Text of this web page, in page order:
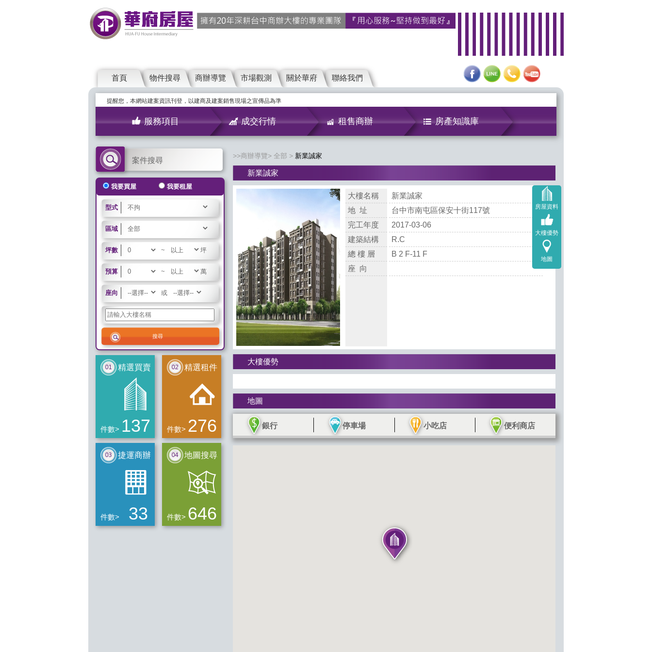
首頁 物件搜尋 商辦導覽 市場觀測 關於華府 聯絡我們
提醒您，本網站建案資訊刊登，以建商及建案銷售現場之宣傳品為準
服務項目 成交行情 租售商辦 房產知識庫
案件搜尋
我要買屋 我要租屋
型式
區域
坪數 ~ 坪
預算 ~ 萬
座向 或
精選買賣
件數> 137
精選租件
件數> 276
捷運商辦
件數> 33
地圖搜尋
件數> 646
房屋資料
大樓優勢
地圖
商辦導覽 全部 新業誠家
新業誠家
大樓名稱
地 址
完工年度
建築結構
總 樓 層
座 向
新業誠家
台中市南屯區保安十街117號
2017-03-06
R.C
B 2 F-11 F
大樓優勢
地圖
銀行 停車場 小吃店 便利商店